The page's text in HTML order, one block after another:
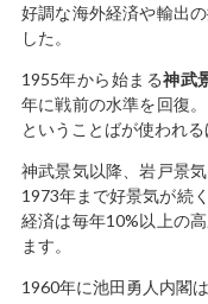
好調な海外経済や輸出
した。
1955年から始まる神武
年に戦前の水準を回復。
ということばが使われる
神武景気以降、岩戸景
1973年まで好景気が続
経済は毎年10%以上の
ます。
1960年に池田勇人内閣